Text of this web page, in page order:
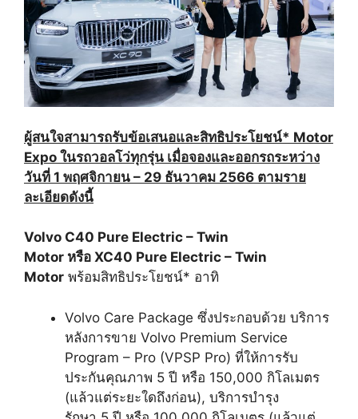
ผู้สนใจสามารถรับข้อเสนอและสิทธิประโยชน์* Motor
Expo ในรถวอลโว่ทุกรุ่น เมื่อจองและออกรถระหว่าง
วันที่ 1 พฤศจิกายน – 29 ธันวาคม 2566 ตามราย
ละเอียดดังนี้
Volvo C40 Pure Electric – Twin
Motor หรือ XC40 Pure Electric – Twin
Motor พร้อมสิทธิประโยชน์* อาทิ
Volvo Care Package ซึ่งประกอบด้วย บริการ
หลังการขาย Volvo Premium Service
Program – Pro (VPSP Pro) ที่ให้การรับ
ประกันคุณภาพ 5 ปี หรือ 150,000 กิโลเมตร
(แล้วแต่ระยะใดถึงก่อน), บริการบำรุง